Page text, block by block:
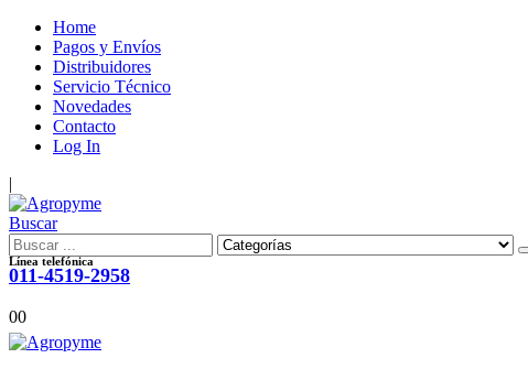
Home
Pagos y Envíos
Distribuidores
Servicio Técnico
Novedades
Contacto
Log In
|
Buscar
Línea telefónica
011-4519-2958
00